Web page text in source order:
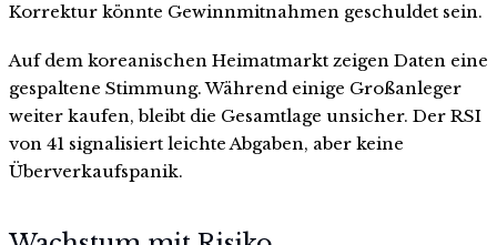
Korrektur könnte Gewinnmitnahmen geschuldet sein.
Auf dem koreanischen Heimatmarkt zeigen Daten eine
gespaltene Stimmung. Während einige Großanleger
weiter kaufen, bleibt die Gesamtlage unsicher. Der RSI
von 41 signalisiert leichte Abgaben, aber keine
Überverkaufspanik.